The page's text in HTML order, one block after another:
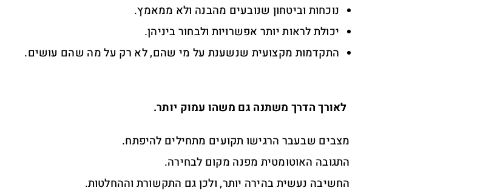
נוכחות וביטחון שנובעים מהבנה ולא ממאמץ.
יכולת לראות יותר אפשרויות ולבחור ביניהן.
התקדמות מקצועית שנשענת על מי שהם, לא רק על מה שהם עושים.
לאורך הדרך משתנה גם משהו עמוק יותר.
מצבים שבעבר הרגישו תקועים מתחילים להיפתח.
התגובה האוטומטית מפנה מקום לבחירה.
החשיבה נעשית בהירה יותר, ולכן גם התקשורת וההחלטות.